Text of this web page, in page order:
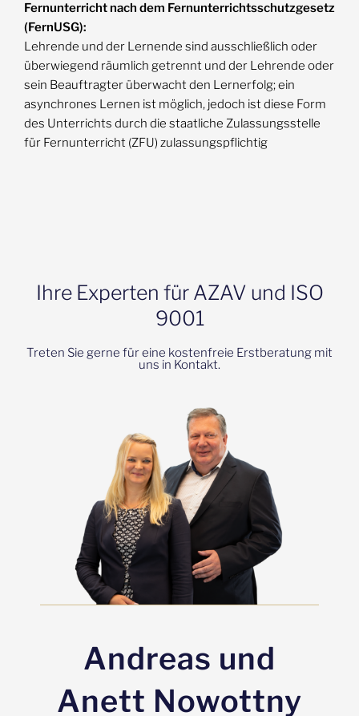
Fernunterricht nach dem Fernunterrichtsschutzgesetz
(FernUSG):
Lehrende und der Lernende sind ausschließlich oder
überwiegend räumlich getrennt und der Lehrende oder
sein Beauftragter überwacht den Lernerfolg; ein
asynchrones Lernen ist möglich, jedoch ist diese Form
des Unterrichts durch die staatliche Zulassungsstelle
für Fernunterricht (ZFU) zulassungspflichtig
Ihre Experten für AZAV und ISO
9001
Treten Sie gerne für eine kostenfreie Erstberatung mit
uns in Kontakt.
Andreas und
Anett Nowottny